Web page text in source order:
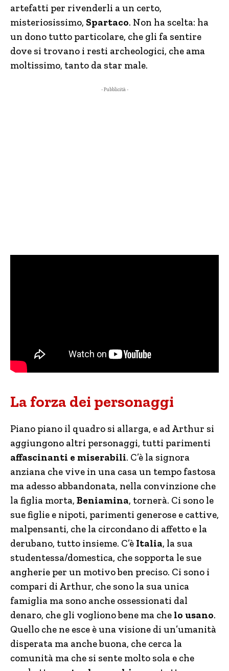
artefatti per rivenderli a un certo,
misteriosissimo, Spartaco. Non ha scelta: ha
un dono tutto particolare, che gli fa sentire
dove si trovano i resti archeologici, che ama
moltissimo, tanto da star male.
- Pubblicità -
La forza dei personaggi
Piano piano il quadro si allarga, e ad Arthur si
aggiungono altri personaggi, tutti parimenti
affascinanti e miserabili. C’è la signora
anziana che vive in una casa un tempo fastosa
ma adesso abbandonata, nella convinzione che
la figlia morta, Beniamina, tornerà. Ci sono le
sue figlie e nipoti, parimenti generose e cattive,
malpensanti, che la circondano di affetto e la
derubano, tutto insieme. C’è Italia, la sua
studentessa/domestica, che sopporta le sue
angherie per un motivo ben preciso. Ci sono i
compari di Arthur, che sono la sua unica
famiglia ma sono anche ossessionati dal
denaro, che gli vogliono bene ma che lo usano.
Quello che ne esce è una visione di un’umanità
disperata ma anche buona, che cerca la
comunità ma che si sente molto sola e che